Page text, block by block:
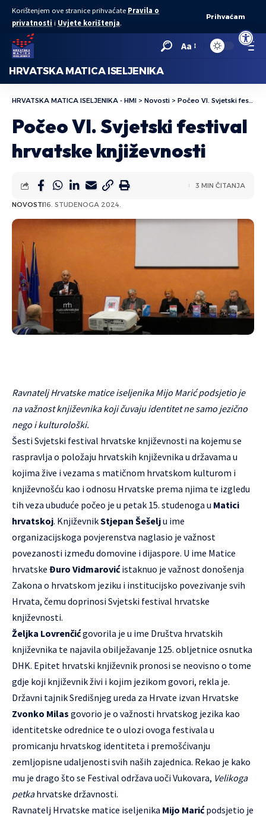
Open
Korištenjem ove stranice prihvaćate Pravila o
privatnosti i Uvjete korištenja.
Prihvaćam
Aa
HRVATSKA MATICA ISELJENIKA
HRVATSKA MATICA ISELJENIKA - HMI > Novosti > Počeo VI. Svjetski festival hrvatske književnosti
Počeo VI. Svjetski festival
hrvatske književnosti
NOVOSTI16. STUDENOGA 2024.
3 MIN ČITANJA
Ravnatelj Hrvatske matice iseljenika Mijo Marić podsjetio je
na važnost književnika koji čuvaju identitet ne samo jezično
nego i kulturološki.
Šesti Svjetski festival hrvatske književnosti na kojemu se
raspravlja o položaju hrvatskih književnika u državama u
kojima žive i vezama s matičnom hrvatskom kulturom i
književnošću kao i odnosu Hrvatske prema njima te izgledu
tih veza ubuduće počeo je u petak 15. studenoga u Matici
hrvatskoj. KnjiževnikStjepan Šešelju ime
organizacijskoga povjerenstva naglasio je važnost
povezanosti između domovine i dijaspore. U ime Matice
hrvatske Đuro Vidmarovićistaknuo je važnost donošenja
Zakona o hrvatskom jeziku i institucijsko povezivanje svih
Hrvata, čemu doprinosi Svjetski festival hrvatske
književnosti.
Željka Lovrenčićgovorila je u ime Društva hrvatskih
književnika te najavila obilježavanje 125. obljetnice osnutka
DHK. Epitet hrvatski književnik pronosi se neovisno o tome
gdje koji književnik živi i kojim jezikom govori, rekla je.
Državni tajnik Središnjeg ureda za Hrvate izvan Hrvatske
Zvonko Milas govorio je o važnosti hrvatskog jezika kao
identitetske odrednice te o ulozi ovoga festivala u
promicanju hrvatskog identiteta i premošćivanju
zemljopisne udaljenosti svih naših zajednica. Rekao je kako
mu je drago što se Festival održava uoči Vukovara, Velikoga
petkahrvatske državnosti.
Ravnatelj Hrvatske matice iseljenika Mijo Marićpodsjetio je